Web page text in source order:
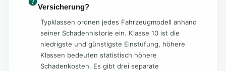
Versicherung?
Typklassen ordnen jedes Fahrzeugmodell anhand
seiner Schadenhistorie ein. Klasse 10 ist die
niedrigste und günstigste Einstufung, höhere
Klassen bedeuten statistisch höhere
Schadenkosten. Es gibt drei separate